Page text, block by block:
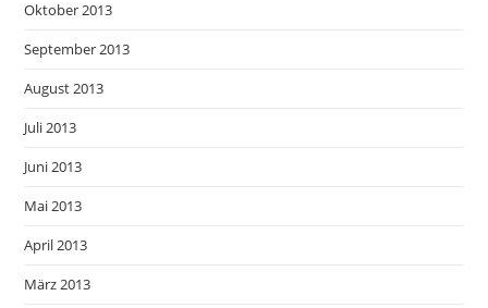
Oktober 2013
September 2013
August 2013
Juli 2013
Juni 2013
Mai 2013
April 2013
März 2013